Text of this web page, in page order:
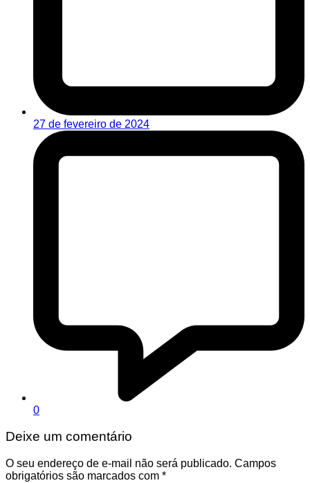
27 de fevereiro de 2024
0
Deixe um comentário
O seu endereço de e-mail não será publicado. Campos
obrigatórios são marcados com *